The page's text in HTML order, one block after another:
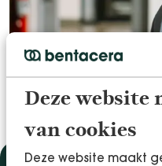
Deze
van cookies
Deze website maakt